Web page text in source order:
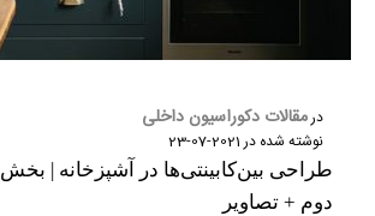
درمقالات دکوراسیون داخلی
نوشته شده در2021-07-23
طراحی بین‌کابینتی‌ها در آشپزخانه | بخش
دوم + تصاویر